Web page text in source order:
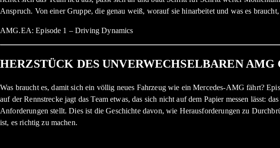
Anspruch. Von einer Gruppe, die genau weiß, worauf sie hinarbeitet und was es
AMG.EA: Episode 1 – Driving Dynamics
HERZSTÜCK DES UNVERWECHSELBAREN AMG
Was braucht es, damit sich ein völlig neues Fahrzeug wie ein Mercedes‑AMG fährt?
auf der Rennstrecke jagt das Team etwas, das sich nicht auf dem Papier messen lässt:
Anforderungen stellt. Dies ist die Geschichte davon, wie Herausforderungen zu
ist, es richtig zu machen.